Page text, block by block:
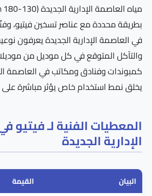
بطريقة محددة مع عناصر تسخين فيتيو،
في العاصمة الإدارية الجديدة يعرفون
والتآكل المتوقع في كل موديل من
كمبوندات وفنادق ومكاتب في العاصمة
يخلق نمط استخدام خاص يؤثر مباشرة
المعطيات الفنية لـ فيتيو
الإدارية الجديدة
البيان
القيمة